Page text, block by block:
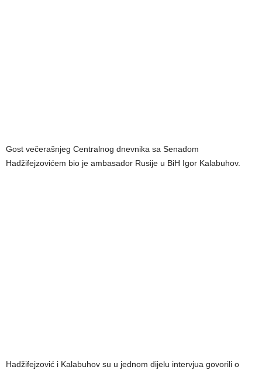
Gost večerašnjeg Centralnog dnevnika sa Senadom
Hadžifejzovićem bio je ambasador Rusije u BiH Igor Kalabuhov.
Hadžifejzović i Kalabuhov su u jednom dijelu intervjua govorili o